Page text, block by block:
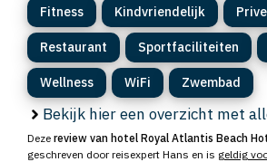
Fitness Kindvriendelijk
Restaurant Sportfaciliteiten
Wellness WiFi Zwembad
Bekijk hier een overzicht met
Deze review van hotel Royal Atlantis Beach
geschreven door reisexpert Hans en is geldig